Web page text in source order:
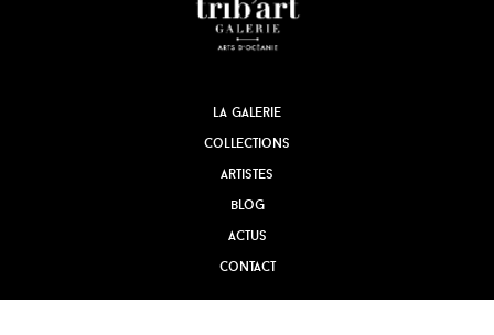
la galerie
collections
artistes
blog
actus
contact